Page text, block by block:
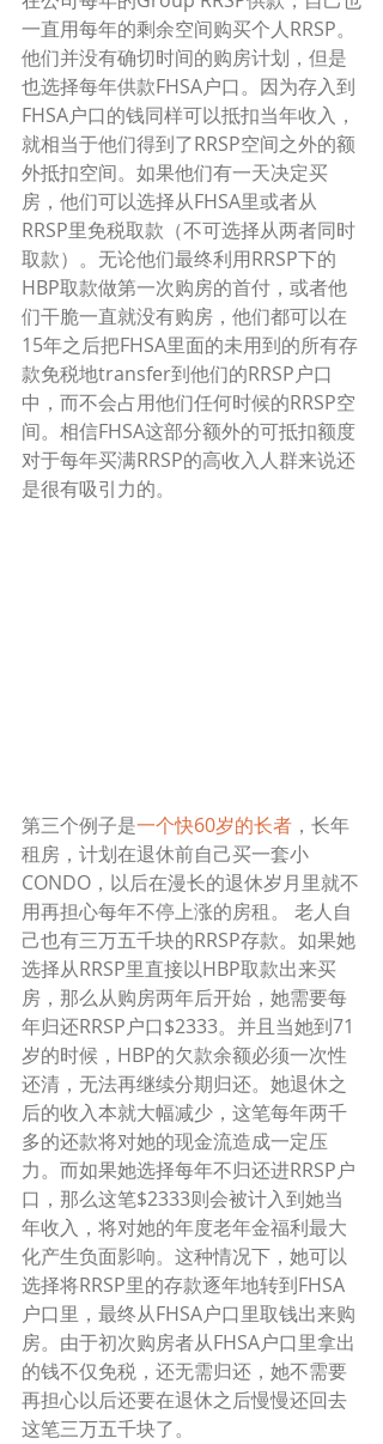
一直用每年的剩余空间购买个人RRSP。
他们并没有确切时间的购房计划，但是
也选择每年供款FHSA户口。因为存入到
FHSA户口的钱同样可以抵扣当年收入，
就相当于他们得到了RRSP空间之外的额
外抵扣空间。如果他们有一天决定买
房，他们可以选择从FHSA里或者从
RRSP里免税取款（不可选择从两者同时
取款）。无论他们最终利用RRSP下的
HBP取款做第一次购房的首付，或者他
们干脆一直就没有购房，他们都可以在
15年之后把FHSA里面的未用到的所有存
款免税地transfer到他们的RRSP户口
中，而不会占用他们任何时候的RRSP空
间。相信FHSA这部分额外的可抵扣额度
对于每年买满RRSP的高收入人群来说还
是很有吸引力的。
第三个例子是一个快60岁的长者 ，长年
租房，计划在退休前自己买一套小
CONDO，以后在漫长的退休岁月里就不
用再担心每年不停上涨的房租。 老人自
己也有三万五千块的RRSP存款。如果她
选择从RRSP里直接以HBP取款出来买
房，那么从购房两年后开始，她需要每
年归还RRSP户口$2333。并且当她到71
岁的时候，HBP的欠款余额必须一次性
还清，无法再继续分期归还。她退休之
后的收入本就大幅减少，这笔每年两千
多的还款将对她的现金流造成一定压
力。而如果她选择每年不归还进RRSP户
口，那么这笔$2333则会被计入到她当
年收入，将对她的年度老年金福利最大
化产生负面影响。这种情况下，她可以
选择将RRSP里的存款逐年地转到FHSA
户口里，最终从FHSA户口里取钱出来购
房。由于初次购房者从FHSA户口里拿出
的钱不仅免税，还无需归还，她不需要
再担心以后还要在退休之后慢慢还回去
这笔三万五千块了。